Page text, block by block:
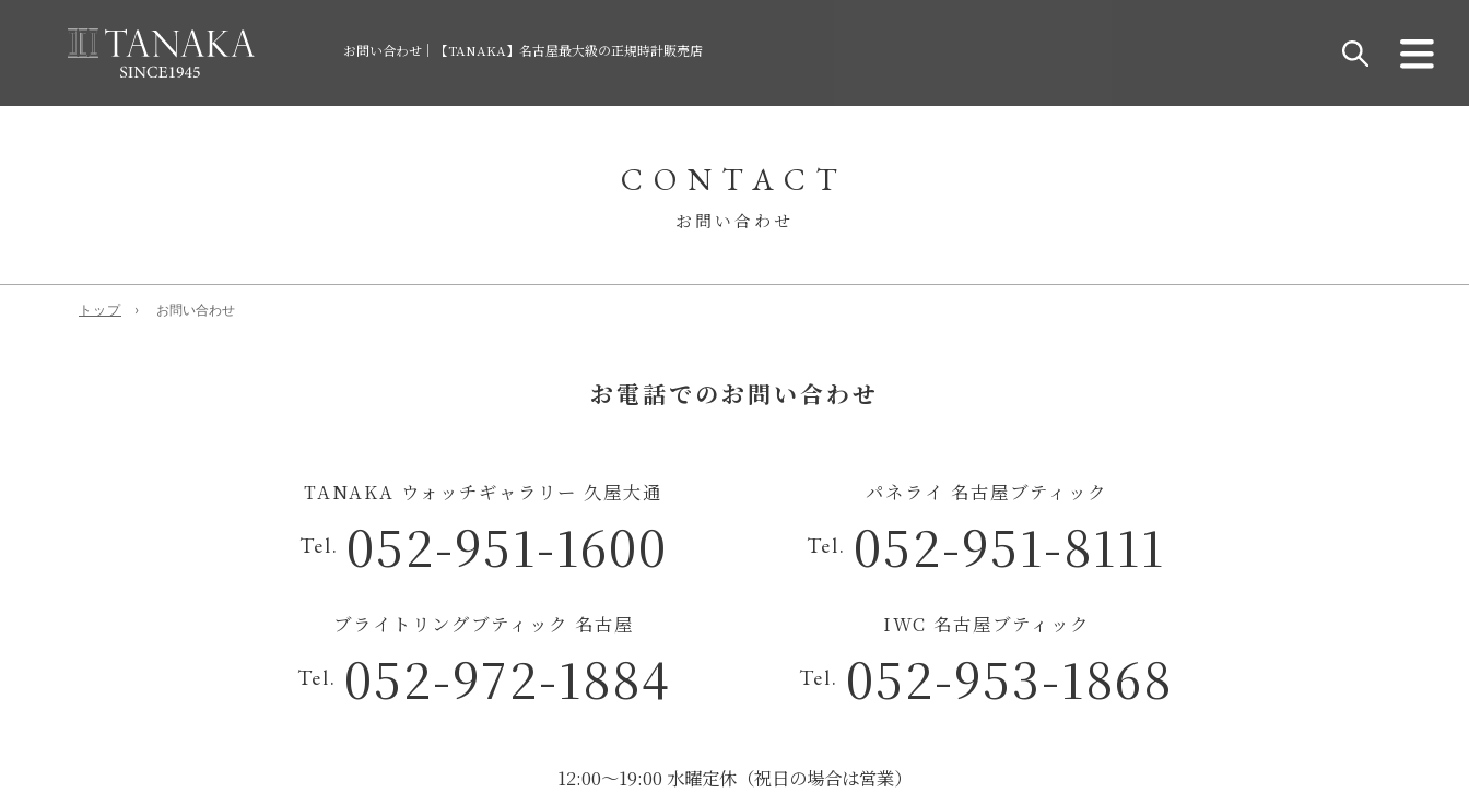
お問い合わせ｜【TANAKA】名古屋最大級の正規時計販売店
CONTACT
お問い合わせ
トップ お問い合わせ
お電話でのお問い合わせ
TANAKA ウォッチギャラリー 久屋大通
Tel. 052-951-1600
パネライ 名古屋ブティック
Tel. 052-951-8111
ブライトリングブティック 名古屋
Tel. 052-972-1884
IWC 名古屋ブティック
Tel. 052-953-1868
12:00～19:00 水曜定休（祝日の場合は営業）